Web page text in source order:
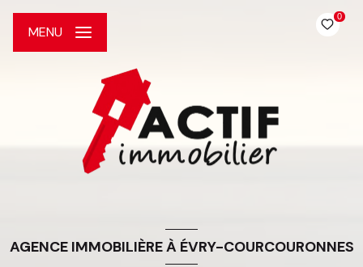
0
MENU
AGENCE IMMOBILIÈRE À ÉVRY-COURCOURONNES